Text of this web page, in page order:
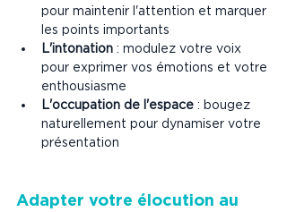
pour maintenir l'attention et marquer
les points importants
L'intonation : modulez votre voix
pour exprimer vos émotions et votre
enthousiasme
L'occupation de l'espace : bougez
naturellement pour dynamiser votre
présentation
Adapter votre élocution au